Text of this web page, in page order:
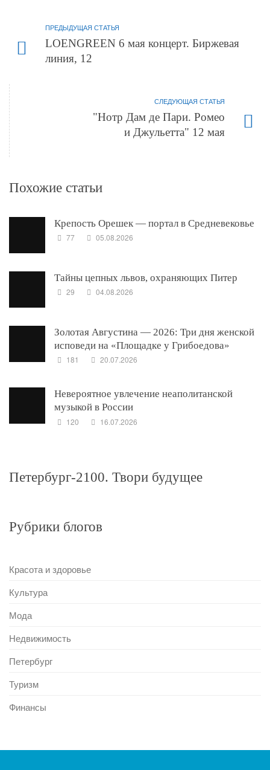
ПРЕДЫДУЩАЯ СТАТЬЯ
LOENGREEN 6 мая концерт. Биржевая
линия, 12
СЛЕДУЮЩАЯ СТАТЬЯ
"Нотр Дам де Пари. Ромео
и Джульетта" 12 мая
Похожие статьи
Крепость Орешек — портал в Средневековье
77 05.08.2026
Тайны цепных львов, охраняющих Питер
29 04.08.2026
Золотая Августина — 2026: Три дня женской
исповеди на «Площадке у Грибоедова»
181 20.07.2026
Невероятное увлечение неаполитанской
музыкой в России
120 16.07.2026
Петербург-2100. Твори будущее
Рубрики блогов
Красота и здоровье
Культура
Мода
Недвижимость
Петербург
Туризм
Финансы